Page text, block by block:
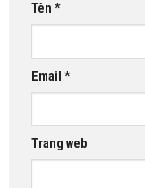
Tên *
Email *
Trang web